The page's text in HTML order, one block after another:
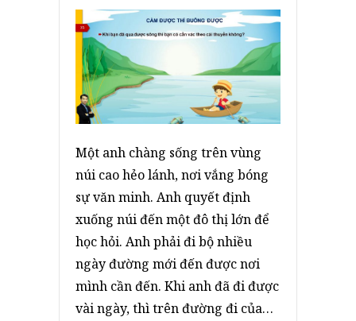
Một anh chàng sống trên vùng
núi cao hẻo lánh, nơi vắng bóng
sự văn minh. Anh quyết định
xuống núi đến một đô thị lớn để
học hỏi. Anh phải đi bộ nhiều
ngày đường mới đến được nơi
mình cần đến. Khi anh đã đi được
vài ngày, thì trên đường đi của…